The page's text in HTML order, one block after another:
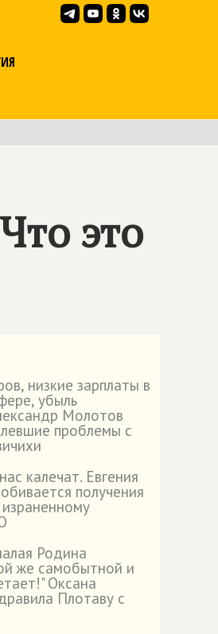
это
низкие зарплаты в
убыль
Молотов
проблемы с
калечат. Евгения
получения
Родина
же самобытной и
Оксана
Плотаву с